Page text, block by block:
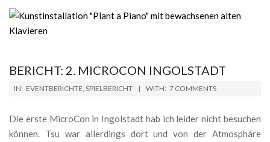
BERICHT: 2. MICROCON INGOLSTADT
2025-
29
IN: EVENTBERICHTE SPIELBERICHT WITH: 7 COMMENTS
Die erste MicroCon in Ingolstadt hab ich leider nicht besuchen
können. Tsu war allerdings dort und von der Atmosphäre